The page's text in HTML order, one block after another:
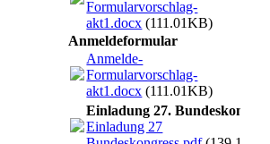
Formularvorschlag-
akt1.docx (111.01KB)
Anmeldeformular
Anmelde-
Formularvorschlag-
akt1.docx (111.01KB)
Einladung 27.
Einladung 27